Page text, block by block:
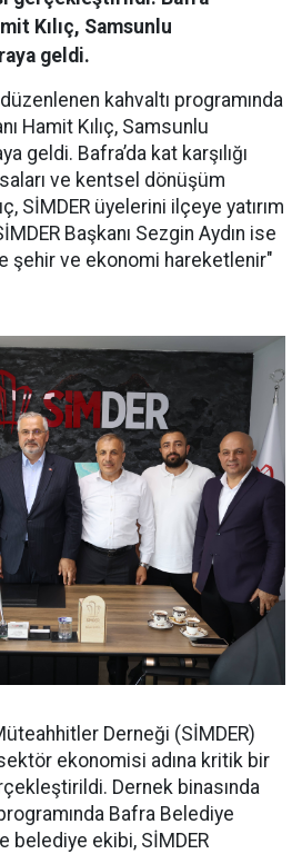
Kılıç, Samsunlu
geldi.
kahvaltı programında
Hamit Kılıç, Samsunlu
geldi. Bafra’da kat karşılığı
ve kentsel dönüşüm
SİMDER üyelerini ilçeye yatırım
Başkanı Sezgin Aydın ise
şehir ve ekonomi hareketlenir"
Derneği (SİMDER)
ekonomisi adına kritik bir
Dernek binasında
Bafra Belediye
belediye ekibi, SİMDER